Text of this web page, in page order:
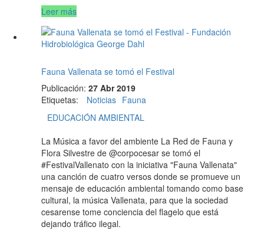
Leer más
Fauna Vallenata se tomó el Festival
Publicación: 27 Abr 2019
Etiquetas: Noticias Fauna
EDUCACIÓN AMBIENTAL
La Música a favor del ambiente La Red de Fauna y
Flora Silvestre de @corpocesar se tomó el
#FestivalVallenato con la iniciativa "Fauna Vallenata"
una canción de cuatro versos donde se promueve un
mensaje de educación ambiental tomando como base
cultural, la música Vallenata, para que la sociedad
cesarense tome conciencia del flagelo que está
dejando tráfico ilegal.